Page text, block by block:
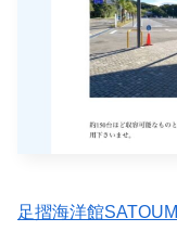
足摺海洋館SATOUMI